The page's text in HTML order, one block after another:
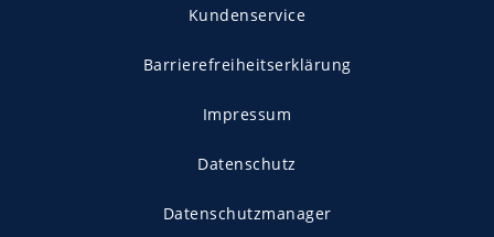
Kundenservice
Barrierefreiheitserklärung
Impressum
Datenschutz
Datenschutzmanager